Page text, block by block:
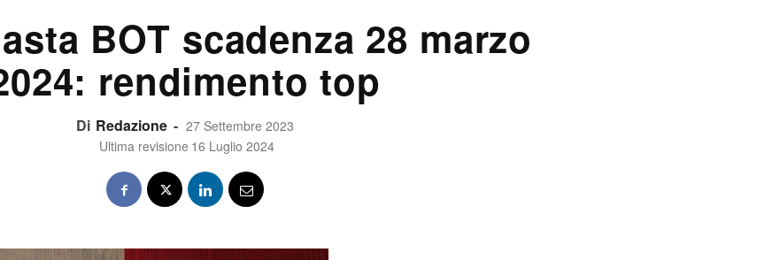
BOT scadenza 28 marzo
rendimento top
Di Redazione - 27 Settembre 2023
Ultima revisione 16 Luglio 2024